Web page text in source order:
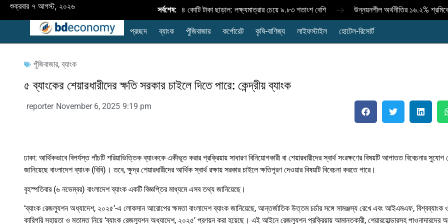
শুক্রবার ৭ আগস্ট, ২০২৬ সর্বশেষ:
অর্থবছর ২৬-এ কৃষি ঋণ বিতরণ ৪২,৮৩৪ কোটি টাকা ছাড়াল: লক্ষ্যমাত্রার চেয়ে ৯.৮৩ শতাংশ বেশি উন্নয়নশীল অর্থনীতির ১৬.২%
প্রচ্ছদ ব্যাংক পুঁজিবাজার কর্পোরেট কৃষি-বাণিজ্য লাইফস্টাইল হোটেল-রিসোর্ট
পুঁজিবাজার,ব্যাংক
৫ ব্যাংকের শেয়ারধারীদের ক্ষতি সরকার চাইলে দিতে পারে: কেন্দ্রীয় ব্যাংক
reporter November 6, 2025 9:19 pm
ঢাকা: আর্থিকভাবে বিপর্যস্ত পাঁচটি শরিয়াভিত্তিক ব্যাংককে একীভূত করার প্রক্রিয়ায় সাধারণ বিনিয়োগকারী বা শেয়ারধারীদের স্বার্থ সংরক্ষণের বিষয়টি আপাতত বিবেচনার সুযোগ
জানিয়েছে বাংলাদেশ ব্যাংক (বিবি)। তবে, ক্ষুদ্র শেয়ারধারীদের আর্থিক স্বার্থ রক্ষায় সরকার চাইলে ক্ষতিপূরণ দেওয়ার বিষয়টি বিবেচনা করতে পারে।
বৃহস্পতিবার (৬ নভেম্বর) বাংলাদেশ ব্যাংক একটি বিজ্ঞপ্তির মাধ্যমে এসব তথ্য জানিয়েছে।
‘ব্যাংক রেজল্যুশন অধ্যাদেশ, ২০২৫’-এ লোকসান আরোপের ক্ষমতা বাংলাদেশ ব্যাংক জানিয়েছে, আন্তর্জাতিক উত্তম চর্চার সঙ্গে সামঞ্জস্য রেখে এবং আইএমএফ, বিশ্বব্যাংক
কারিগরি সহায়তা ও মতামত নিয়ে ‘ব্যাংক রেজল্যুশন অধ্যাদেশ, ২০২৫’ প্রণয়ন করা হয়েছে। এই আইনে রেজল্যুশন প্রক্রিয়ায় আমানতকারী, শেয়ারহোল্ডারসহ পাওনাদারদের